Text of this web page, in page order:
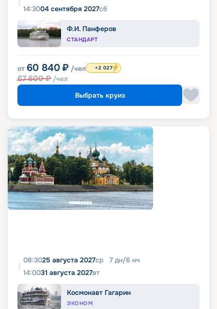
14:3004 сентября 2027сб
Ф.И. Панферов
СТАНДАРТ
от 60 840 ₽ /чел
67 600₽ /чел
+2 027
Выбрать круиз
08:3025 августа 2027ср 7 дн/6 нч
14:0031 августа 2027вт
Космонавт Гагарин
ЭКОНОМ